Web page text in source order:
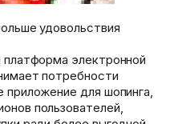
удовольствия
электронной
потребности
приложение для шопинга,
пользователей,